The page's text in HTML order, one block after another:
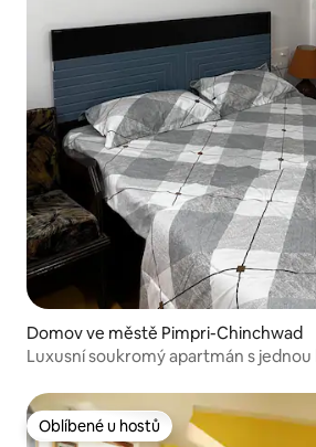
Domov ve městě Pimpri-Chinchwad
Luxusní soukromý apartmán s jednou
Oblíbené u hostů
Oblíbené u hostů